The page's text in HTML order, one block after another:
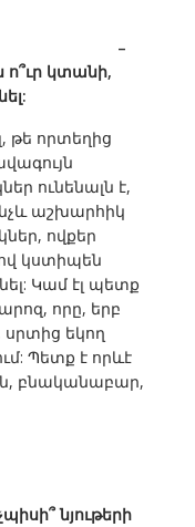
–
կտանի,
թե որտեղից
ունենալն է,
աշխարհիկ
ովքեր
կստիպեն
Կամ էլ պետք
որը, երբ
սրտից եկող
Պետք է որևէ
բնականաբար,
նյութերի